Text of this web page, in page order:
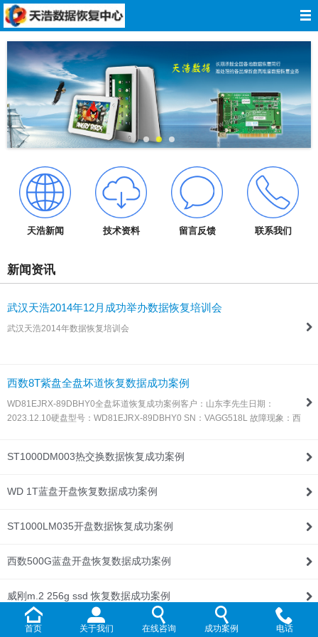
天浩新闻 技术资料 留言反馈 联系我们
新闻资讯
武汉天浩2014年12月成功举办数据恢复培训会
武汉天浩2014年数据恢复培训会
西数8T紫盘全盘坏道恢复数据成功案例
WD81EJRX-89DBHY0全盘坏道恢复成功案例客户：山东李先生日期：
2023.12.10硬盘型号：WD81EJRX-89DBHY0 SN：VAGG518L 故障现象：西
ST1000DM003热交换数据恢复成功案例
WD 1T蓝盘开盘恢复数据成功案例
ST1000LM035开盘数据恢复成功案例
西数500G蓝盘开盘恢复数据成功案例
威刚m.2 256g ssd 恢复数据成功案例
WD Elements 1T开盘恢复数据成功案例
首页 关于我们 在线咨询 成功案例 电话
网站导航
关于我们
数据恢复
服务承诺
技术资料
成功案例
在线留言